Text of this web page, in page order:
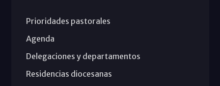
Prioridades pastorales
Agenda
Delegaciones y departamentos
Residencias diocesanas